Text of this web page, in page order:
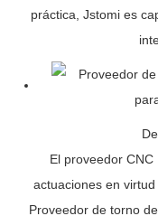
práctica, Jstomi es
El proveedor
actuaciones en
Proveedor de torno